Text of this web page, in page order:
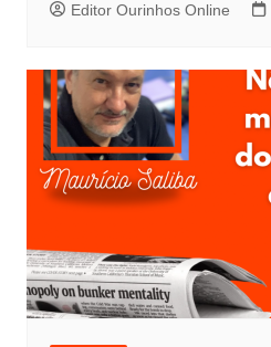
Editor Ourinhos Online